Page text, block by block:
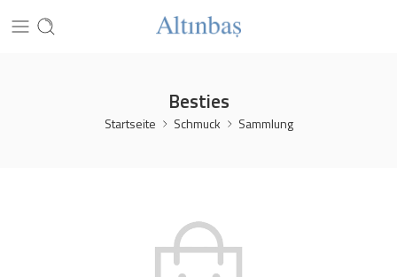
Besties
Startseite Schmuck Sammlung